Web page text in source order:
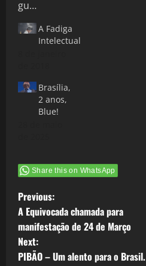
A Fadiga
Intelectual
Brasília,
2 anos,
Blue!
Share this on WhatsApp
P
o
s
Previous:
A Equivocada chamada para
manifestação de 24 de Março
Next:
PIBÃO – Um alento para o Brasil.